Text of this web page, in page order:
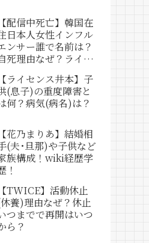
【配信中死亡】韓国在
日本人女性インフル
ンサー誰で名前は？
死理由なぜ？ライブ
【ライセンス井本】子
(息子)の重度障害と
何？病気(病名)は？
【花乃まりあ】結婚相
(夫･旦那)や子供など
族構成！wiki経歴学
！
【TWICE】活動休止
養)理由なぜ？休止
つまでで再開はいつ
ら？